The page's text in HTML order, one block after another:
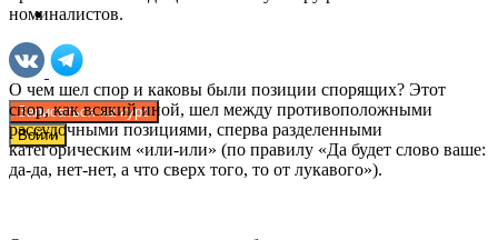
Поддержать нас
Записаться на курс
Войти
номиналистов.
О чем шел спор и каковы были позиции спорящих? Этот
спор, как всякий иной, шел между противоположными
рассудочными позициями, сперва разделенными
категорическим «или-или» (по правилу «Да будет слово ваше:
да-да, нет-нет, а что сверх того, то от лукавого»).